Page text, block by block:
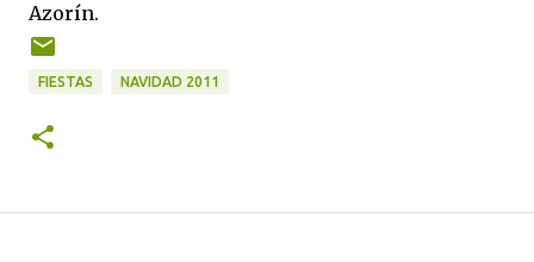
Azorín.
FIESTAS NAVIDAD 2011